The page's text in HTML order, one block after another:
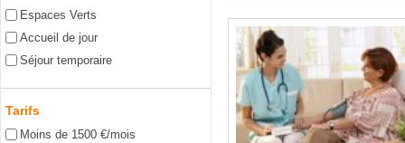
Espaces Verts
Accueil de jour
Séjour temporaire
Tarifs
Moins de 1500 €/mois